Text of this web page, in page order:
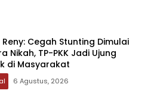
Cegah Stunting Dimulai
Nikah, TP-PKK Jadi Ujung
di Masyarakat
6 Agustus, 2026